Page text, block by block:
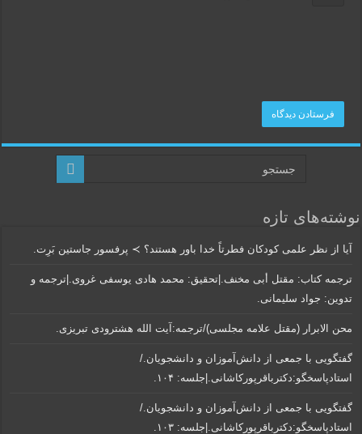
نوشته‌های تازه
آیا از نظر علمی کودکان فطرتاً خدا باور هستند؟ ≻ پرفسور جاستین بَرِت.
ترجمه کتاب: مقتل أبی مخنف.|تحقیق: محمد هادی یوسفی غروی.|ترجمه و
تدوین: جواد سلیمانی.
محن الابرار (مقتل علامه مجلسی)/ترجمه:آیت الله هشترودی تبریزی.
گفتگویی‌ با جمعی‌ از دانش‌آموزان‌ و دانشجویان./
استادپاسخگو:دکترباقر‌پورکاشانی.|جلسه: ۱۰۴.
گفتگویی‌ با جمعی‌ از دانش‌آموزان‌ و دانشجویان./
استادپاسخگو:دکترباقر‌پورکاشانی.|جلسه: ۱۰۳.